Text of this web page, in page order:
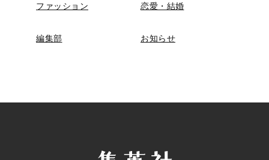
ファッション 恋愛・結婚
編集部 お知らせ